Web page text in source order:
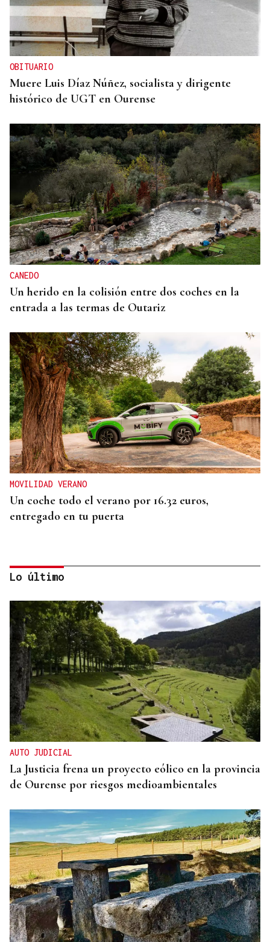
OBITUARIO
Muere Luis Díaz Núñez, socialista y dirigente
histórico de UGT en Ourense
CANEDO
Un herido en la colisión entre dos coches en la
entrada a las termas de Outariz
MOVILIDAD VERANO
Un coche todo el verano por 16.32 euros,
entregado en tu puerta
CONATO EXTINGUIDO
Vídeo | Se desata un incendio forestal en una
cantera de Untes
Lo último
AUTO JUDICIAL
La Justicia frena un proyecto eólico en la provincia
de Ourense por riesgos medioambientales